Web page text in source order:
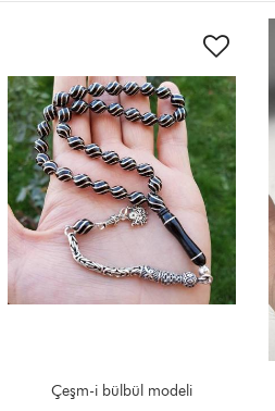
Çeşm-i bülbül modeli